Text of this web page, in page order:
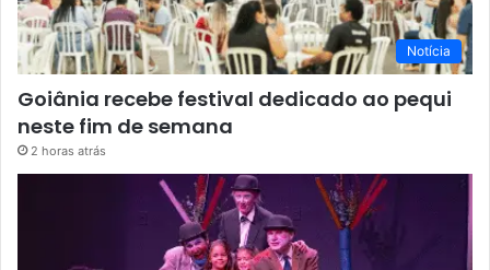
Notícia
Goiânia recebe festival dedicado ao pequi
neste fim de semana
2 horas atrás